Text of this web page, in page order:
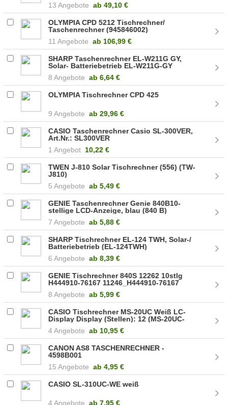
13 Angebote ab49,10 €
OLYMPIA CPD 5212 Tischrechner/
Taschenrechner (945846002)
11 Angebote ab 106,99 €
SHARP Taschenrechner EL-W211G GY,
Solar- Batteriebetrieb EL-W211G-GY
8 Angebote ab 6,64 €
OLYMPIA Tischrechner CPD 425
9 Angebote ab 29,96 €
CASIO Taschenrechner Casio SL-300VER,
Art.Nr.: SL300VER
1 Angebot 10,22 €
TWEN J-810 Solar Tischrechner (556) (TW-
J810)
5 Angebote ab 5,49 €
GENIE Taschenrechner Genie 840B10-
stellige LCD-Anzeige, blau (840 B)
7 Angebote ab 5,88 €
SHARP Tischrechner EL-124 TWH, Solar-/
Batteriebetrieb (EL-124TWH)
6 Angebote ab 8,39 €
GENIE Tischrechner 840S 12262 10stlg
H444910-76167 11246_H444910-76167
8 Angebote ab 5,99 €
CASIO Tischrechner MS-20UC Weiß LC-
Display Display (Stellen): 12 (MS-20UC-
4 Angebote ab 10,95 €
CANON AS8 TASCHENRECHNER -
4598B001
15 Angebote ab4,95 €
CASIO SL-310UC-WE weiß
4 Angebote ab 7,95 €